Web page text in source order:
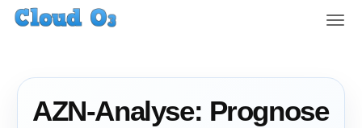
T
AZN-Analyse: Prognose